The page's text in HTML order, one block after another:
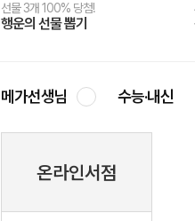
선물 3개 100% 당첨!
행운의 선물 뽑기
선물 100% 증정!
메가스터디 X 올리브
여름방학 스터디 캐시백
메가런 썸머스쿨
2027 러셀 단과
강사 공개선발
스마트러닝앱
설문 EVENT
메가패스
3일 무료 체험권
메가패스 수강생 무료혜택!
메가클럽 멤버십
사회공헌 캠페인
희망이룸 메가나눔
메가선생님 수능·내신
온라인서점